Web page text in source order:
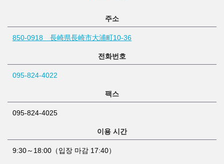
주소
850-0918 長崎県長崎市大浦町10-36
전화번호
095-824-4022
팩스
095-824-4025
이용 시간
9:30～18:00（입장 마감 17:40）